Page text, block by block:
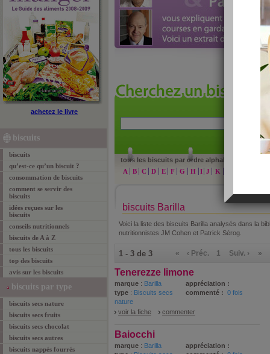
achetez le livre
biscuits
biscuits
qu’est-ce qu’un biscuit ?
consommation de biscuits
comment se servir des
biscuits
idées reçues sur les
biscuits
conseils nutritionnels
biscuits de A à Z
tous les biscuits
top des biscuits
avis sur les biscuits
biscuits par type
biscuits secs nature
biscuits secs fruits
biscuits secs chocolat
biscuits secs autres
biscuits nappés fourrés
tous les biscuits par ordre alphabétique :
A
B C D E F G H I J K
biscuits Barilla
Voici la liste des biscuits Barilla analysés dans la
nutritionnistes JM Cohen et Patrick Sérog.
1 - 3 de 3 « ‹ Préc. 1 Suiv. › »
Tenerezze limone
marque : Barilla
appréciation :
type : Biscuits secs
nature
commenté : 0 fois
voir la fiche commenter
Baiocchi
marque : Barilla
appréciation :